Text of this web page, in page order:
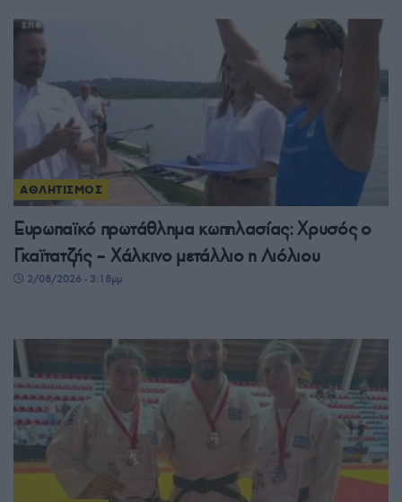
ΑΘΛΗΤΙΣΜΟΣ
Ευρωπαϊκό πρωτάθλημα κωπηλασίας: Χρυσός ο
Γκαϊτατζής – Χάλκινο μετάλλιο η Λιόλιου
2/08/2026 - 3:18μμ